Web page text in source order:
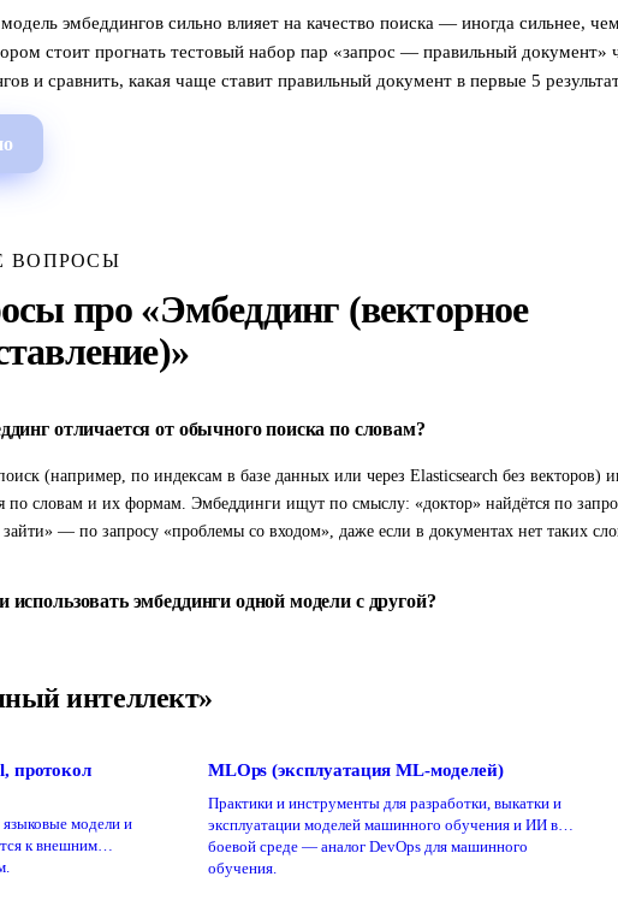
эмбеддингов сильно влияет на качество поиска — иногда сильнее,
стоит прогнать тестовый набор пар «запрос — правильный документ»
и сравнить, какая чаще ставит правильный документ в первые 5
ВОПРОСЫ
про «Эмбеддинг (векторное
отличается от обычного поиска по словам?
(например, по индексам в базе данных или через Elasticsearch без векторов)
по словам и их формам. Эмбеддинги ищут по смыслу: «доктор» найдётся по
— по запросу «проблемы со входом», даже если в документах нет таких
эмбеддинги одной модели с другой?
интеллект»
протокол
модели и
к внешним
MLOps (эксплуатация ML-моделей)
Практики и инструменты для разработки, выкатки и
эксплуатации моделей машинного обучения и ИИ в
боевой среде — аналог DevOps для машинного
обучения.